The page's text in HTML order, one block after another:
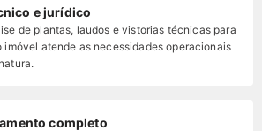
e jurídico
de plantas, laudos e vistorias técnicas para
imóvel atende as necessidades operacionais
completo